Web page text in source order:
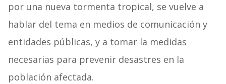
por una nueva tormenta tropical, se vuelve a
hablar del tema en medios de comunicación y
entidades públicas, y a tomar la medidas
necesarias para prevenir desastres en la
población afectada.